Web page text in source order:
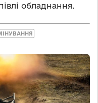
обладнання.